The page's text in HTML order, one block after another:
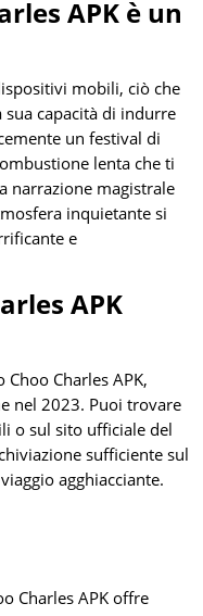
APK è un
mobili, ciò che
sua capacità di indurre
un festival di
lenta che ti
narrazione magistrale
inquietante si
e
APK
Charles APK,
nel 2023. Puoi trovare
o sul sito ufficiale del
sufficiente sul
agghiacciante.
Charles APK offre